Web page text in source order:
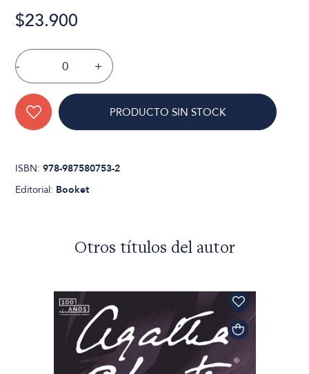
$23.900
- +
PRODUCTO SIN STOCK
ISBN:978-987580753-2
Editorial: Booket
Otros títulos del autor